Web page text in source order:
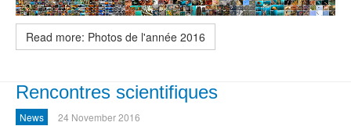
Read more: Photos de l'année 2016
Rencontres scientifiques
News 24 November 2016